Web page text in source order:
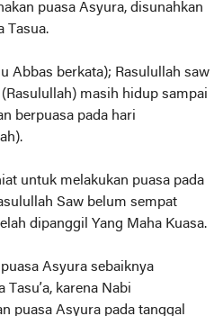
puasa Asyura, disunahkan
Tasua.
Abbas berkata); Rasulullah saw
masih hidup sampai
berpuasa pada hari
untuk melakukan puasa pada
Saw belum sempat
dipanggil Yang Maha Kuasa.
Asyura sebaiknya
karena Nabi
puasa Asyura pada tanggal